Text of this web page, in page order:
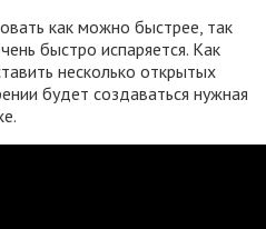
как можно быстрее, так
быстро испаряется. Как
несколько открытых
будет создаваться нужная